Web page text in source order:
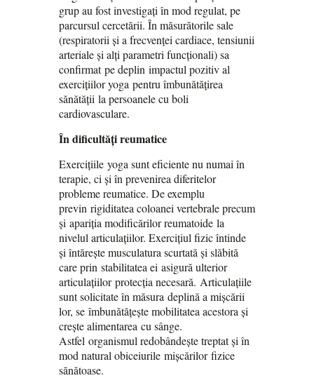
grup au fost investigați în mod regulat, pe
parcursul cercetării. În măsurătorile sale
(respiratorii și a frecvenței cardiace, tensiunii
arteriale și alți parametri funcționali) sa
confirmat pe deplin impactul pozitiv al
exercițiilor yoga pentru îmbunătățirea
sănătății la persoanele cu boli
cardiovasculare.
În dificultăți reumatice
Exercițiile yoga sunt eficiente nu numai în
terapie, ci și în prevenirea diferitelor
probleme reumatice. De exemplu
previn rigiditatea coloanei vertebrale precum
și apariția modificărilor reumatoide la
nivelul articulațiilor. Exercițiul fizic întinde
și întărește musculatura scurtată și slăbită
care prin stabilitatea ei asigură ulterior
articulațiilor protecția necesară. Articulațiile
sunt solicitate în măsura deplină a mișcării
lor, se îmbunătățește mobilitatea acestora și
crește alimentarea cu sânge.
Astfel organismul redobândește treptat și în
mod natural obiceiurile mișcărilor fizice
sănătoase.